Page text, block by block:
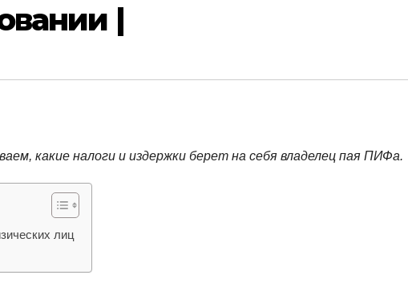
|
какие налоги и издержки берет на себя владелец пая ПИФа.
лиц